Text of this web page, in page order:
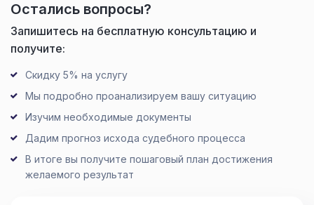
Остались вопросы?
Запишитесь на бесплатную консультацию и
получите:
Скидку 5% на услугу
Мы подробно проанализируем вашу ситуацию
Изучим необходимые документы
Дадим прогноз исхода судебного процесса
В итоге вы получите пошаговый план достижения
желаемого результат